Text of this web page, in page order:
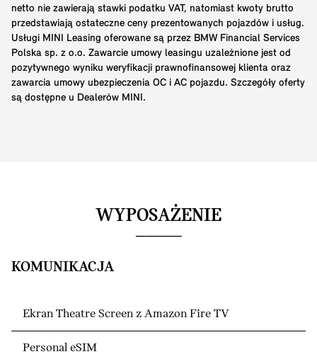
netto nie zawierają stawki podatku VAT, natomiast kwoty brutto
przedstawiają ostateczne ceny prezentowanych pojazdów i usług.
Usługi MINI Leasing oferowane są przez BMW Financial Services
Polska sp. z o.o. Zawarcie umowy leasingu uzależnione jest od
pozytywnego wyniku weryfikacji prawnofinansowej klienta oraz
zawarcia umowy ubezpieczenia OC i AC pojazdu. Szczegóły oferty
są dostępne u Dealerów MINI.
WYPOSAŻENIE
KOMUNIKACJA
Ekran Theatre Screen z Amazon Fire TV
Personal eSIM